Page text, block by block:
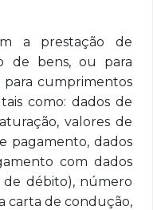
a prestação de
de bens, ou para
cumprimentos
como: dados de
valores de
pagamento, dados
com dados
débito), número
carta de condução,